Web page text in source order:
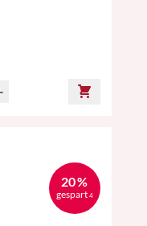
ggf. zzgl. Versand
20 %
gespart 4